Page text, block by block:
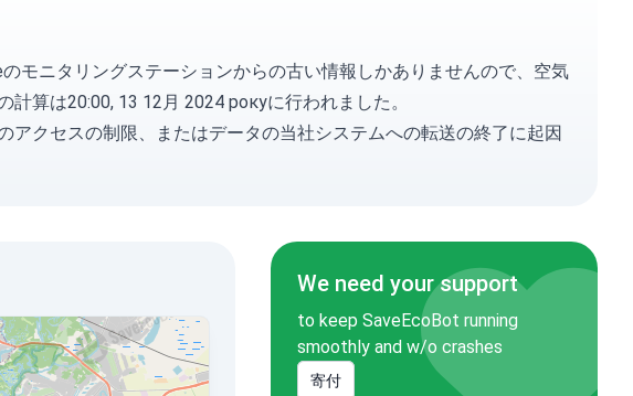
モニタリングステーションからの古い情報しかありませんので、空気
算は20:00, 13 12月 2024 рокуに行われました。
アクセスの制限、またはデータの当社システムへの転送の終了に起因
We need your support
to keep SaveEcoBot running
smoothly and w/o crashes
寄付